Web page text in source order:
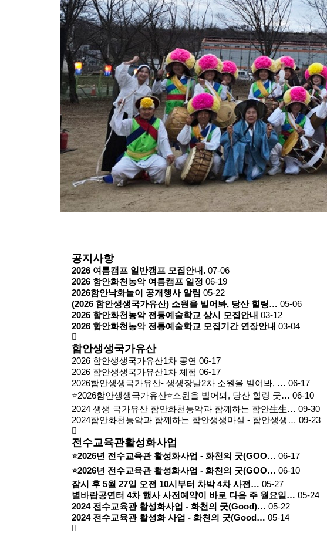
공지사항
2026 여름캠프 일반캠프 모집안내. 07-06
2026 함안화천농악 여름캠프 일정 06-19
2026함안낙화놀이 공개행사 알림 05-22
(2026 함안생생국가유산) 소원을 빌어봐, 당산 힐링… 05-06
2026 함안화천농악 전통예술학교 상시 모집안내 03-12
2026 함안화천농악 전통예술학교 모집기간 연장안내 03-04
함안생생국가유산
2026 함안생생국가유산1차 공연 06-17
2026 함안생생국가유산1차 체험 06-17
2026함안생생국가유산- 생생장날2차 소원을 빌어봐, … 06-17
⭐2026함안생생국가유산⭐소원을 빌어봐, 당산 힐링 굿… 06-10
2024 생생 국가유산 함안화천농악과 함께하는 함안生生… 09-30
2024함안화천농악과 함께하는 함안생생마실 - 함안생생… 09-23
전수교육관활성화사업
⭐2026년 전수교육관 활성화사업 - 화천의 굿(GOO… 06-17
⭐2026년 전수교육관 활성화사업 - 화천의 굿(GOO… 06-10
잠시 후 5월 27일 오전 10시부터 차박 4차 사전… 05-27
별바람공연터 4차 행사 사전예약이 바로 다음 주 월요일… 05-24
2024 전수교육관 활성화사업 - 화천의 굿(Good)… 05-22
2024 전수교육관 활성화 사업 - 화천의 굿(Good… 05-14